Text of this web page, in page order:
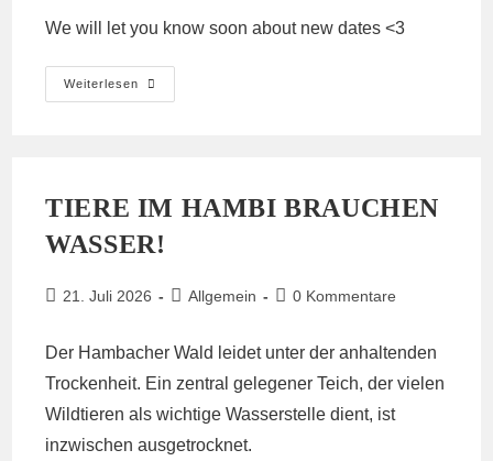
We will let you know soon about new dates <3
Weiterlesen
🏴‍☠️
Prozesstermin
Date
TIERE IM HAMBI BRAUCHEN
WASSER!
Beitrag
21. Juli 2026
Beitrags-
Allgemein
Beitrags-
0 Kommentare
Der Hambacher Wald leidet unter der anhaltenden
Trockenheit. Ein zentral gelegener Teich, der vielen
Wildtieren als wichtige Wasserstelle dient, ist
inzwischen ausgetrocknet.